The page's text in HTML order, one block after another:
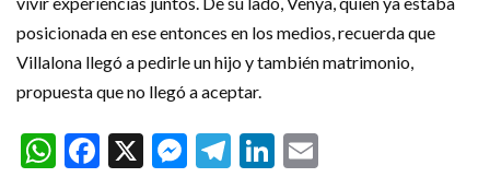
posicionada en ese entonces en los medios, recuerda que
Villalona llegó a pedirle un hijo y también matrimonio,
propuesta que no llegó a aceptar.
WhatsApp
Facebook
X Messenger
Telegram
LinkedIn